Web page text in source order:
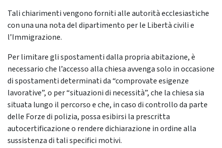
Tali chiarimenti vengono forniti alle autorità ecclesiastiche
con una una nota del dipartimento per le Libertà civili e
l’Immigrazione.
Per limitare gli spostamenti dalla propria abitazione, è
necessario che l’accesso alla chiesa avvenga solo in occasione
di spostamenti determinati da “comprovate esigenze
lavorative”, o per “situazioni di necessità”, che la chiesa sia
situata lungo il percorso e che, in caso di controllo da parte
delle Forze di polizia, possa esibirsi la prescritta
autocertificazione o rendere dichiarazione in ordine alla
sussistenza di tali specifici motivi.